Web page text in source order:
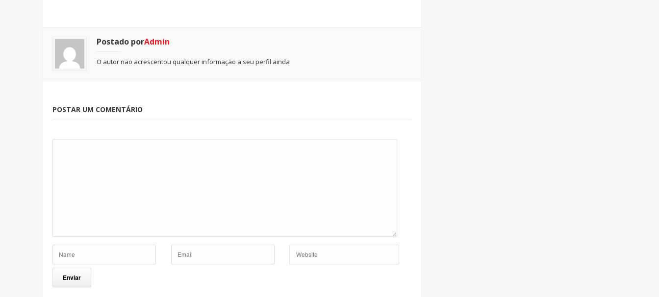
Postado porAdmin
O autor não acrescentou qualquer informação a seu perfil ainda
POSTAR UM COMENTÁRIO